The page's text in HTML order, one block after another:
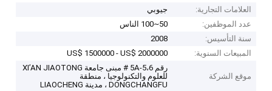
العلامات التجارية:
جيوبي
عدد الموظفين:
50~100 الناس
سنة التأسيس:
2008
المبيعات السنوية:
US$ 1500000 - US$ 2000000
موقع الشركة
رقم 5A-5،6 # مبنى جامعة XI’AN JIAOTONG
للعلوم والتكنولوجيا ، منطقة
DONGCHANGFU ، مدينة LIAOCHENG